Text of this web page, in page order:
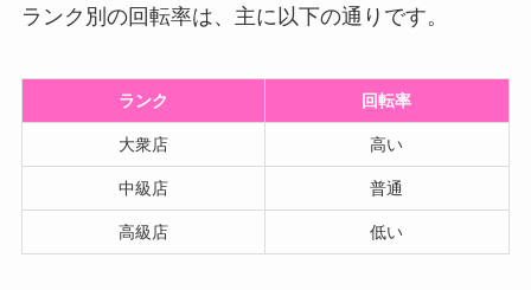
ランク別の回転率は、主に以下の通りです。
ランク 回転率
大衆店 高い
中級店 普通
高級店 低い